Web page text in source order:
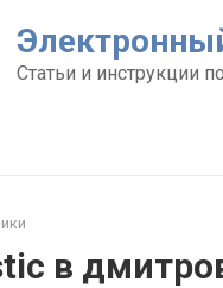
Статьи и инструкции
в